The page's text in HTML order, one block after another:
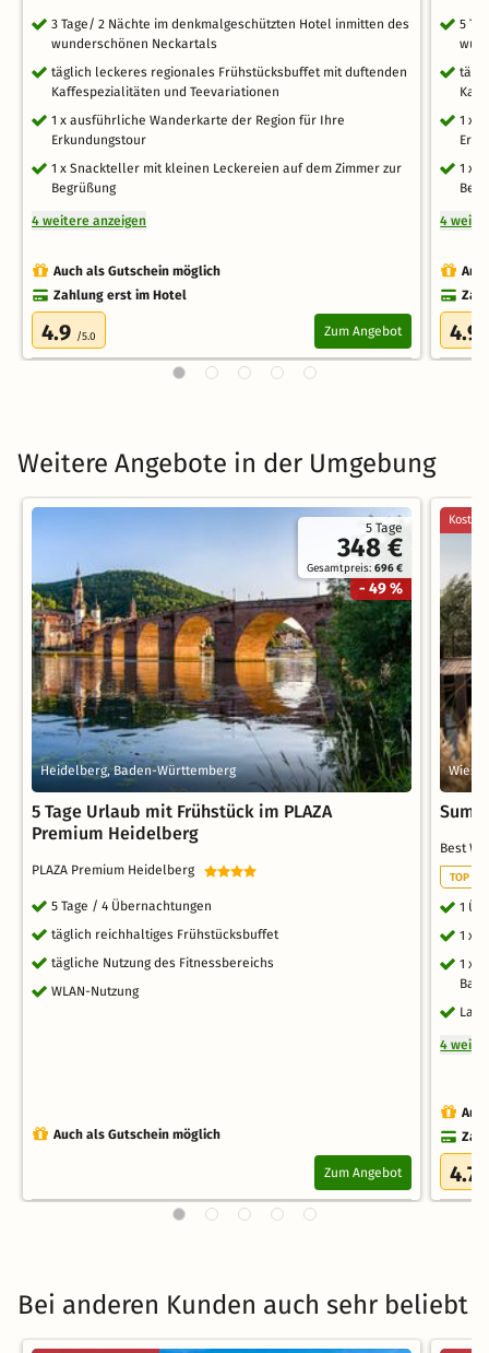
3 Tage/ 2 Nächte im denkmalgeschützten Hotel inmitten des
wunderschönen Neckartals
täglich leckeres regionales Frühstücksbuffet mit duftenden
Kaffespezialitäten und Teevariationen
1 x ausführliche Wanderkarte der Region für Ihre
Erkundungstour
1 x Snackteller mit kleinen Leckereien auf dem Zimmer zur
Begrüßung
4 weitere anzeigen
Auch als Gutschein möglich
Zahlung erst im Hotel
4.9 /5.0 Zum Angebot
5
1 x
1 x
4
4.9
Weitere Angebote in der Umgebung
5 Tage
348 €
Gesamtpreis:696 €
- 49 %
Heidelberg, Baden-Württemberg
5 Tage Urlaub mit Frühstück im PLAZA
Premium Heidelberg
PLAZA Premium Heidelberg
5 Tage / 4 Übernachtungen
täglich reichhaltiges Frühstücksbuffet
tägliche Nutzung des Fitnessbereichs
WLAN-Nutzung
Auch als Gutschein möglich
Zum Angebot
Best
TOP
1
1 x
1 x
Late
4
4.7
Bei anderen Kunden auch sehr beliebt